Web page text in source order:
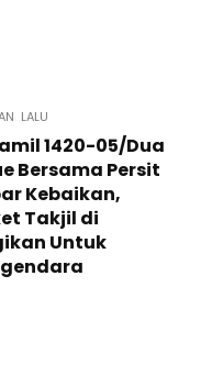
LALU
1420-05/Dua
Bersama Persit
Kebaikan,
Takjil di
Untuk